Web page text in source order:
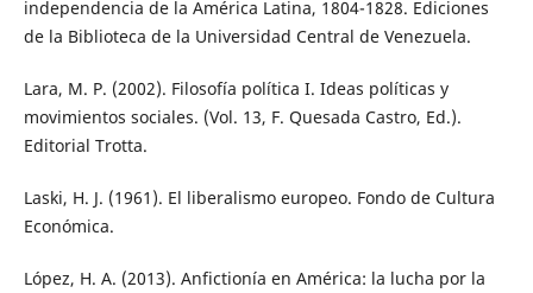
independencia de la América Latina, 1804-1828. Ediciones
de la Biblioteca de la Universidad Central de Venezuela.
Lara, M. P. (2002). Filosofía política I. Ideas políticas y
movimientos sociales. (Vol. 13, F. Quesada Castro, Ed.).
Editorial Trotta.
Laski, H. J. (1961). El liberalismo europeo. Fondo de Cultura
Económica.
López, H. A. (2013). Anfictionía en América: la lucha por la